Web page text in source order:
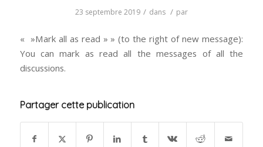
23 septembre 2019 / dans / par
« »Mark all as read » » (to the right of new message):
You can mark as read all the messages of all the
discussions.
Partager cette publication